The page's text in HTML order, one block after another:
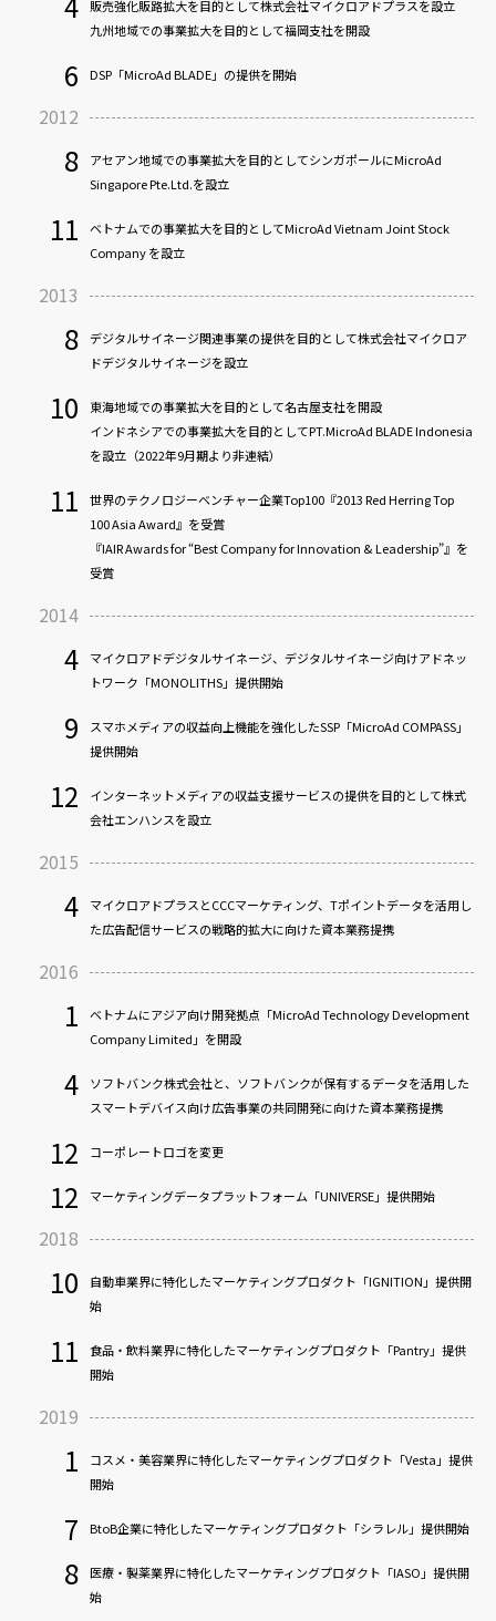
販売強化販路拡大を目的として株式会社マイクロアドプラスを設立
九州地域での事業拡大を目的として福岡支社を開設
6 DSP「MicroAd BLADE」の提供を開始
2012
8
アセアン地域での事業拡大を目的としてシンガポールにMicroAd
Singapore Pte.Ltd.を設立
11
ベトナムでの事業拡大を目的としてMicroAd Vietnam Joint Stock
Company を設立
2013
8
デジタルサイネージ関連事業の提供を目的として株式会社マイクロア
ドデジタルサイネージを設立
10
東海地域での事業拡大を目的として名古屋支社を開設
インドネシアでの事業拡大を目的としてPT.MicroAd BLADE Indonesia
を設立（2022年9月期より非連結）
11
世界のテクノロジーベンチャー企業Top100『2013 Red Herring Top
100 Asia Award』を受賞
『IAIR Awards for “Best Company for Innovation & Leadership”』を
受賞
2014
4
マイクロアドデジタルサイネージ、デジタルサイネージ向けアドネッ
トワーク「MONOLITHS」提供開始
9
スマホメディアの収益向上機能を強化したSSP「MicroAd COMPASS」
提供開始
12
インターネットメディアの収益支援サービスの提供を目的として株式
会社エンハンスを設立
2015
4
マイクロアドプラスとCCCマーケティング、Tポイントデータを活用し
た広告配信サービスの戦略的拡大に向けた資本業務提携
2016
1
ベトナムにアジア向け開発拠点「MicroAd Technology Development
Company Limited」を開設
4
ソフトバンク株式会社と、ソフトバンクが保有するデータを活用した
スマートデバイス向け広告事業の共同開発に向けた資本業務提携
12 コーポレートロゴを変更
12 マーケティングデータプラットフォーム「UNIVERSE」提供開始
2018
10
自動車業界に特化したマーケティングプロダクト「IGNITION」提供開
始
11
食品・飲料業界に特化したマーケティングプロダクト「Pantry」提供
開始
2019
1
コスメ・美容業界に特化したマーケティングプロダクト「Vesta」提供
開始
7 BtoB企業に特化したマーケティングプロダクト「シラレル」提供開始
8
医療・製薬業界に特化したマーケティングプロダクト「IASO」提供開
始